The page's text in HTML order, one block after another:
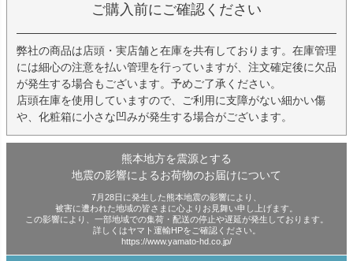
ご購入前にご確認ください
弊社の商品は店頭・実店舗と在庫を共有しております。在庫管理
には細心の注意を払い管理を行っていますが、注文確定後に欠品
が発生する場合もございます。予めご了承ください。
店頭在庫を使用していますので、ご利用に支障がない細かい傷
や、化粧箱に小さな凹みが発生する場合がございます。
熊本地方を震源とする
地震の影響によるお荷物のお届けについて
7月28日に発生した熊本地震の影響により、
被害に遭われた地域の皆さまに心よりお見舞い申し上げます。
この影響により、一部地域での集荷・配送の停止や遅延が発生しております。
詳しくはヤマト運輸HPをご確認ください。
https://www.yamato-hd.co.jp/